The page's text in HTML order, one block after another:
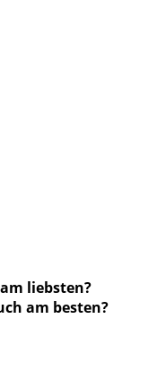
liebsten?
am besten?